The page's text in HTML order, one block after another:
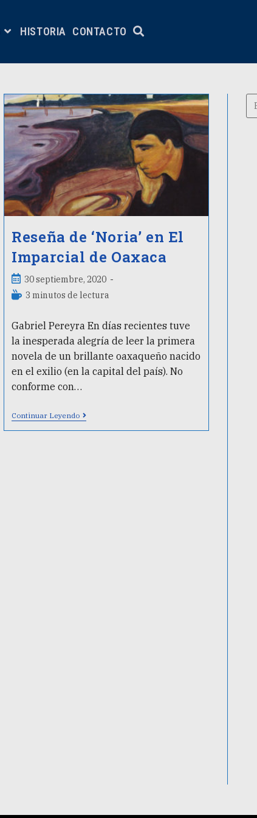
HISTORIA CONTACTO
Reseña de ‘Noria’ en El
Imparcial de Oaxaca
30 septiembre, 2020
3 minutos de lectura
Gabriel Pereyra En días recientes tuve
la inesperada alegría de leer la primera
novela de un brillante oaxaqueño nacido
en el exilio (en la capital del país). No
conforme con…
Continuar Leyendo